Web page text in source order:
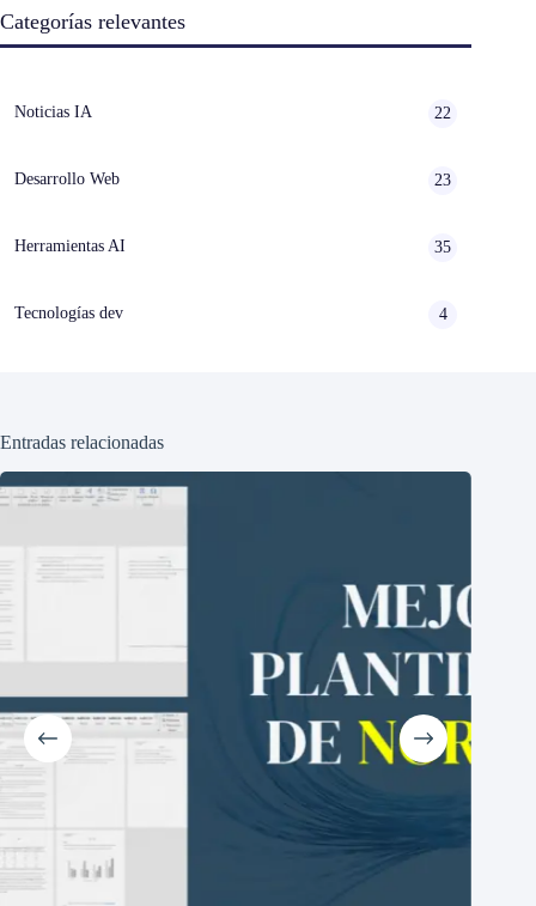
Categorías relevantes
Noticias IA 22
Desarrollo Web 23
Herramientas AI 35
Tecnologías dev 4
Entradas relacionadas